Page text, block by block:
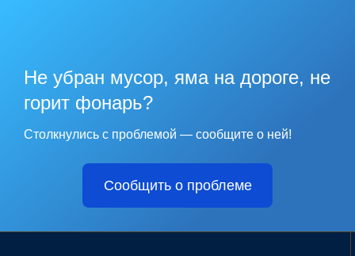
Не убран мусор, яма на дороге, не
горит фонарь?
Столкнулись с проблемой — сообщите о ней!
Сообщить о проблеме